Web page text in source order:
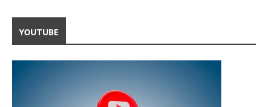
YOUTUBE